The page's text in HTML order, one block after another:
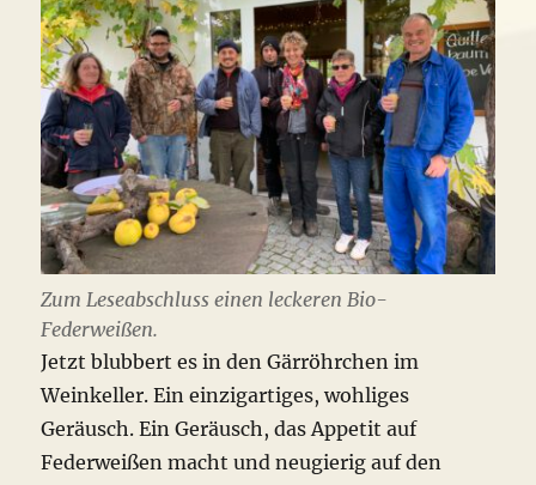
Zum Leseabschluss einen leckeren Bio-
Federweißen.
Jetzt blubbert es in den Gärröhrchen im
Weinkeller. Ein einzigartiges, wohliges
Geräusch. Ein Geräusch, das Appetit auf
Federweißen macht und neugierig auf den